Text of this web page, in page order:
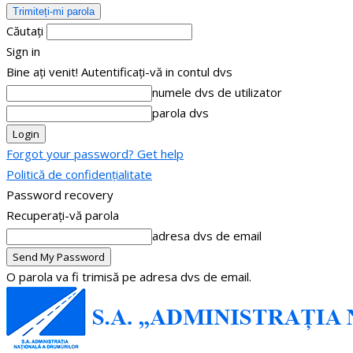
Căutați
Sign in
Bine ați venit! Autentificați-vă in contul dvs
numele dvs de utilizator
parola dvs
Forgot your password? Get help
Politică de confidențialitate
Password recovery
Recuperați-vă parola
adresa dvs de email
O parola va fi trimisă pe adresa dvs de email.